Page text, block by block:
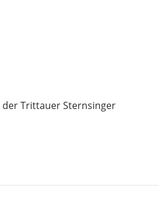
der Trittauer Sternsinger